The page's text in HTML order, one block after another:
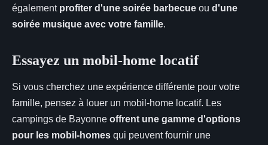
également profiter d'une soirée barbecue ou d'une
soirée musique avec votre famille.
Essayez un mobil-home locatif
Si vous cherchez une expérience différente pour votre
famille, pensez à louer un mobil-home locatif. Les
campings de Bayonne offrent une gamme d'options
pour les mobil-homes qui peuvent fournir une